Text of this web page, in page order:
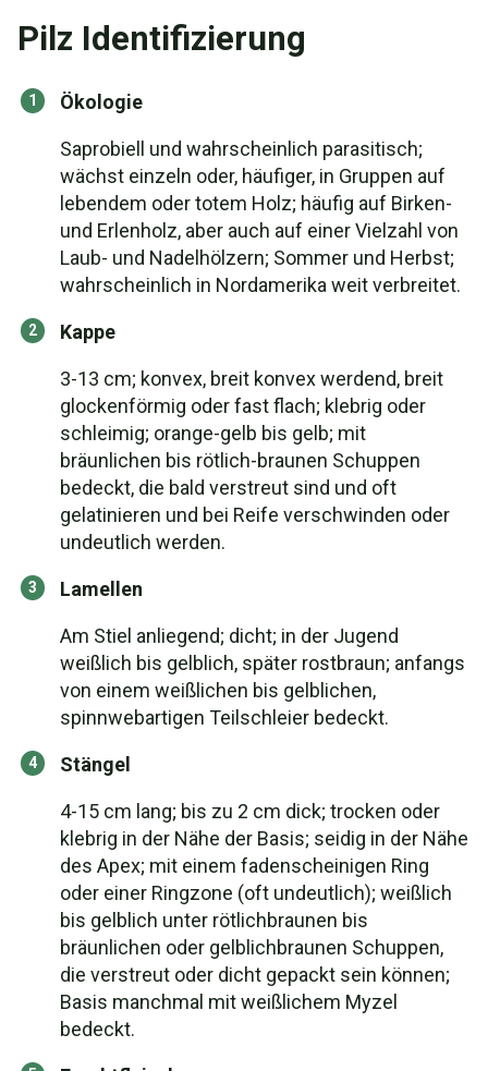
Pilz Identifizierung
Ökologie
Saprobiell und wahrscheinlich parasitisch;
wächst einzeln oder, häufiger, in Gruppen auf
lebendem oder totem Holz; häufig auf Birken-
und Erlenholz, aber auch auf einer Vielzahl von
Laub- und Nadelhölzern; Sommer und Herbst;
wahrscheinlich in Nordamerika weit verbreitet.
Kappe
3-13 cm; konvex, breit konvex werdend, breit
glockenförmig oder fast flach; klebrig oder
schleimig; orange-gelb bis gelb; mit
bräunlichen bis rötlich-braunen Schuppen
bedeckt, die bald verstreut sind und oft
gelatinieren und bei Reife verschwinden oder
undeutlich werden.
Lamellen
Am Stiel anliegend; dicht; in der Jugend
weißlich bis gelblich, später rostbraun; anfangs
von einem weißlichen bis gelblichen,
spinnwebartigen Teilschleier bedeckt.
Stängel
4-15 cm lang; bis zu 2 cm dick; trocken oder
klebrig in der Nähe der Basis; seidig in der Nähe
des Apex; mit einem fadenscheinigen Ring
oder einer Ringzone (oft undeutlich); weißlich
bis gelblich unter rötlichbraunen bis
bräunlichen oder gelblichbraunen Schuppen,
die verstreut oder dicht gepackt sein können;
Basis manchmal mit weißlichem Myzel
bedeckt.